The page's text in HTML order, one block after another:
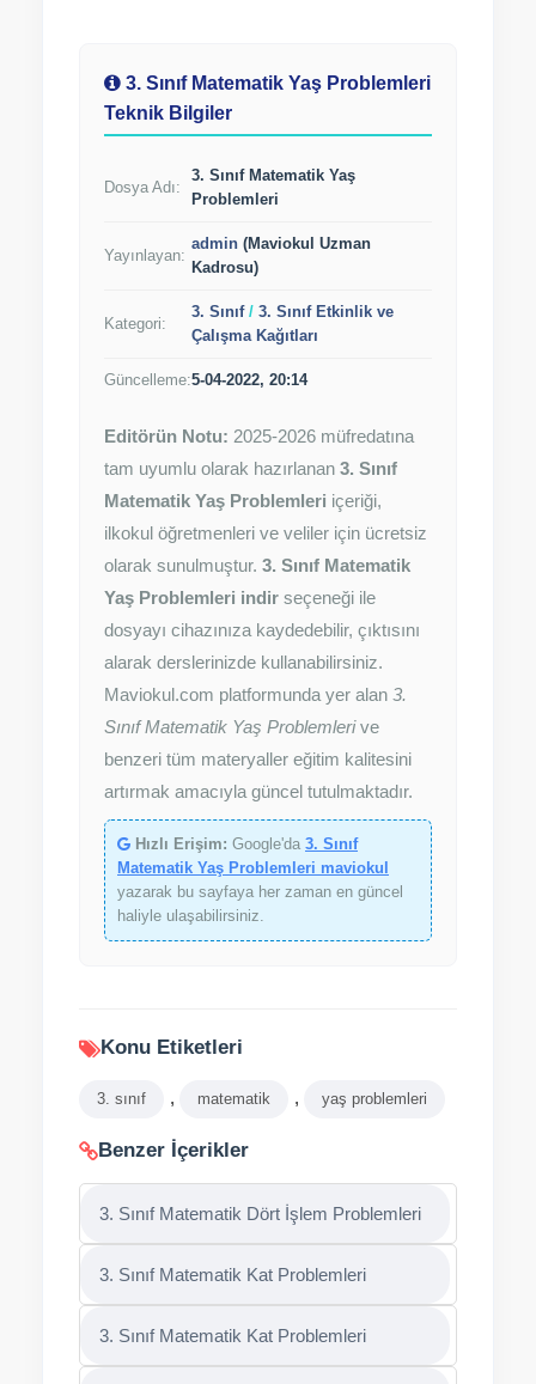
3. Sınıf Matematik Yaş Problemleri
Teknik Bilgiler
Dosya Adı:
3. Sınıf Matematik Yaş
Problemleri
Yayınlayan:
admin (Maviokul Uzman
Kadrosu)
Kategori:
3. Sınıf/ 3. Sınıf Etkinlik ve
Çalışma Kağıtları
Güncelleme:5-04-2022, 20:14
Editörün Notu: 2025-2026 müfredatına
tam uyumlu olarak hazırlanan 3. Sınıf
Matematik Yaş Problemleri içeriği,
ilkokul öğretmenleri ve veliler için ücretsiz
olarak sunulmuştur. 3. Sınıf Matematik
Yaş Problemleri indir seçeneği ile
dosyayı cihazınıza kaydedebilir, çıktısını
alarak derslerinizde kullanabilirsiniz.
Maviokul.com platformunda yer alan 3.
Sınıf Matematik Yaş Problemlerive
benzeri tüm materyaller eğitim kalitesini
artırmak amacıyla güncel tutulmaktadır.
Hızlı Erişim: Google'da 3. Sınıf
Matematik Yaş Problemleri maviokul
yazarak bu sayfaya her zaman en güncel
haliyle ulaşabilirsiniz.
Konu Etiketleri
3. sınıf , matematik , yaş problemleri
Benzer İçerikler
3. Sınıf Matematik Dört İşlem Problemleri
3. Sınıf Matematik Kat Problemleri
3. Sınıf Matematik Kat Problemleri